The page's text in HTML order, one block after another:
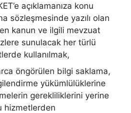
açıklamanıza konu
sözleşmesinde yazılı olan
kanun ve ilgili mevzuat
sunulacak her türlü
kullanılmak,
öngörülen bilgi saklama,
yükümlülüklerine
gerekliliklerini yerine
hizmetlerden